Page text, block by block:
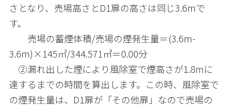
さとなり、売場高さとD1扉の高さは同じ3.6mで
す。
売場の蓄煙体積/売場の煙発生量＝(3.6m-
3.6m)×145㎡/344.571㎥＝0.00分
②漏れ出した煙により風除室で煙高さが1.8mに
達するまでの時間を算出します。この時、風除室で
の煙発生量は、 D1扉が「その他扉」なので売場の